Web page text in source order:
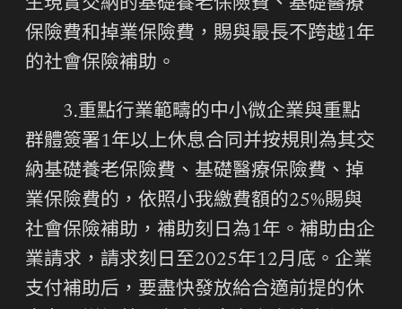
生現實交納的基礎養老保險費、基礎醫療
保險費和掉業保險費，賜與最長不跨越1年
的社會保險補助。
3.重點行業範疇的中小微企業與重點
群體簽署1年以上休息合同并按規則為其交
納基礎養老保險費、基礎醫療保險費、掉
業保險費的，依照小我繳費額的25%賜與
社會保險補助，補助刻日為1年。補助由企
業請求，請求刻日至2025年12月底。企業
支付補助后，要盡快發放給合適前提的休